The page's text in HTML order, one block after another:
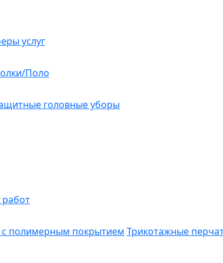
услуг
Поло
головные уборы
с полимерным покрытием Трикотажные